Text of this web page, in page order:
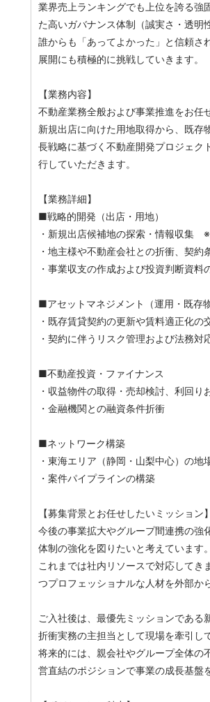
業界売上ランキングでも上位を誇る強
た高いガバナンス体制（誠実さ・透明
誰からも「あってよかった」と信頼さ
展開にも積極的に挑戦していきます。
【業務内容】
不動産業務全般および事業推進をお任
新規出店に向けた用地取得から、既存
長戦略に基づく不動産開発プロジェク
行していただきます。
【業務詳細】
■戦略的開発（出店・用地）
・新規出店候補地の探索・情報収集
・地主様や不動産会社との折衝、契約
・事業収支の作成および投資判断資料
■アセットマネジメント（運用・既存物
・既存賃貸契約の更新や賃料適正化の
・契約に伴うリスク管理および法務対
■不動産投資・ファイナンス
・収益物件の取得・売却検討、利回り
・金融機関との融資条件折衝
■ネットワーク構築
・東海エリア（静岡・山梨中心）の地
・案件パイプラインの構築
【募集背景とお任せしたいミッション】
今後の事業拡大やグループ間連携の強
体制の強化を図りたいと考えています。
これまでは社内リソースで対応して
つプロフェッショナルな人材を外部か
ご入社後は、最優先ミッションである
折衝実務の主担当として現場を牽引し
将来的には、親会社やグループ全体の
営直結のポジションで事業の成長基盤